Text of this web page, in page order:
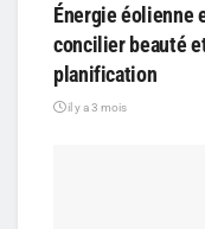
Énergie éolienne
concilier beauté
planification
il y a 3 mois